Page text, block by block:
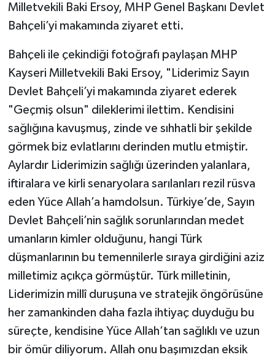
Milletvekili Baki Ersoy, MHP Genel Başkanı Devlet
Bahçeli’yi makamında ziyaret etti.
Bahçeli ile çekindiği fotoğrafı paylaşan MHP
Kayseri Milletvekili Baki Ersoy, "Liderimiz Sayın
Devlet Bahçeli’yi makamında ziyaret ederek
"Geçmiş olsun" dileklerimi ilettim. Kendisini
sağlığına kavuşmuş, zinde ve sıhhatli bir şekilde
görmek biz evlatlarını derinden mutlu etmiştir.
Aylardır Liderimizin sağlığı üzerinden yalanlara,
iftiralara ve kirli senaryolara sarılanları rezil rüsva
eden Yüce Allah’a hamdolsun. Türkiye’de, Sayın
Devlet Bahçeli’nin sağlık sorunlarından medet
umanların kimler olduğunu, hangi Türk
düşmanlarının bu temennilerle sıraya girdiğini aziz
milletimiz açıkça görmüştür. Türk milletinin,
Liderimizin millî duruşuna ve stratejik öngörüsüne
her zamankinden daha fazla ihtiyaç duyduğu bu
süreçte, kendisine Yüce Allah’tan sağlıklı ve uzun
bir ömür diliyorum. Allah onu başımızdan eksik